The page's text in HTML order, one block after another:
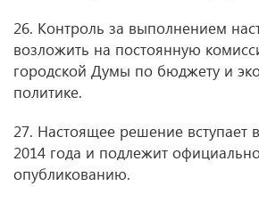
26. Контроль за выполнением
возложить на постоянную
городской Думы по бюджету и
политике.
27. Настоящее решение вступает
2014 года и подлежит
опубликованию.